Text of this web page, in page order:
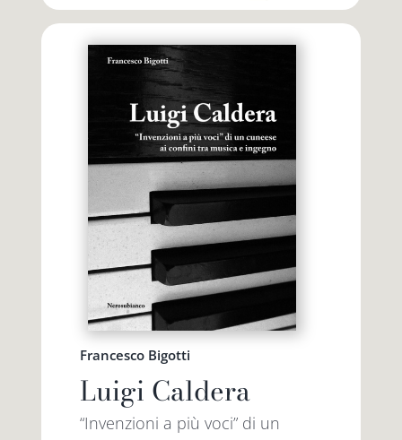
Francesco Bigotti
Luigi Caldera
“Invenzioni a più voci” di un